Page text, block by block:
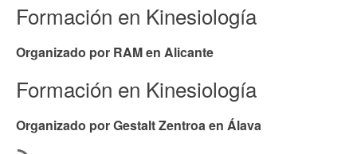
Formación en Kinesiología
Organizado por RAM en Alicante
Formación en Kinesiología
Organizado por Gestalt Zentroa en Álava